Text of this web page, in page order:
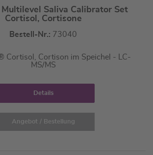
Saliva Calibrator Set
Cortisol, Cortisone
Bestell-Nr.: 73040
Cortisol, Cortison im Speichel - LC-
MS/MS
Details
Angebot / Bestellung